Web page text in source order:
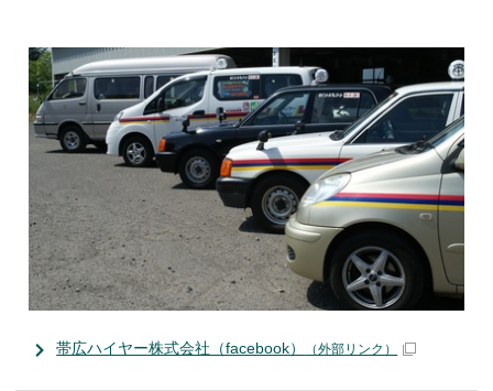
帯広ハイヤー株式会社（facebook） （外部リンク）